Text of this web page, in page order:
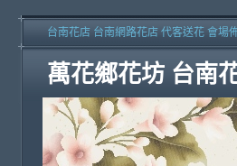
萬花鄉花坊 台南
台南花店 台南網路花店 代客送花 會場